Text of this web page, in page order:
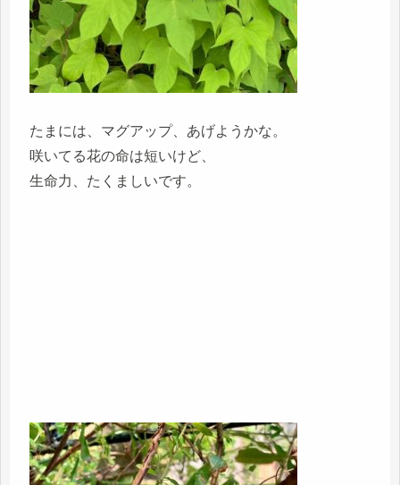
たまには、マグアップ、あげようかな。
咲いてる花の命は短いけど、
生命力、たくましいです。